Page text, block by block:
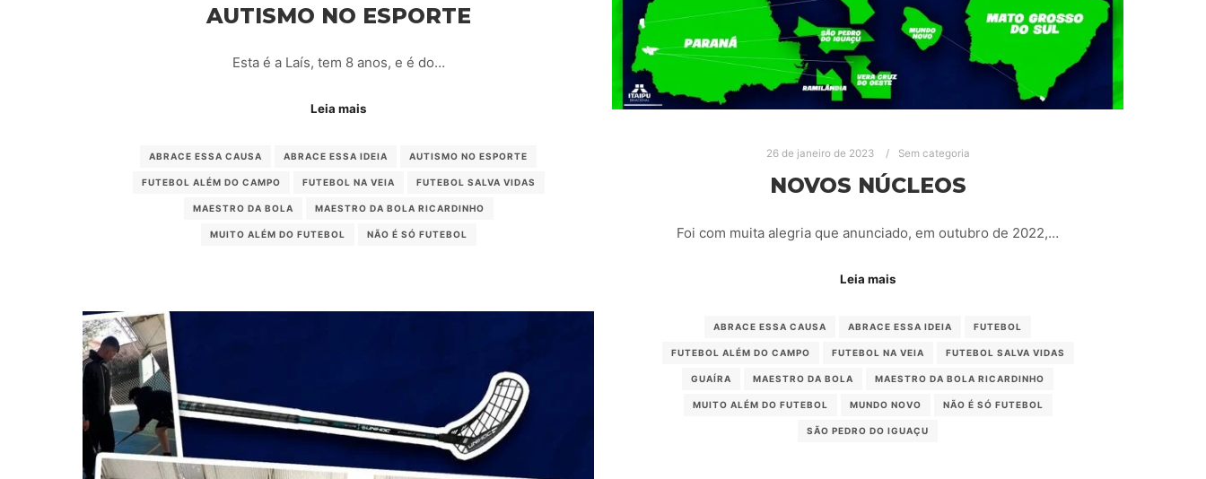
AUTISMO NO ESPORTE
Esta é a Laís, tem 8 anos, e é do…
Leia mais
ABRACE ESSA CAUSA ABRACE ESSA IDEIA AUTISMO NO ESPORTE
FUTEBOL ALÉM DO CAMPO FUTEBOL NA VEIA FUTEBOL SALVA VIDAS
MAESTRO DA BOLA MAESTRO DA BOLA RICARDINHO
MUITO ALÉM DO FUTEBOL NÃO É SÓ FUTEBOL
26 de janeiro de 2023 Sem categoria
NOVOS NÚCLEOS
Foi com muita alegria que anunciado, em outubro de 2022,…
Leia mais
ABRACE ESSA CAUSA ABRACE ESSA IDEIA FUTEBOL
FUTEBOL ALÉM DO CAMPO FUTEBOL NA VEIA FUTEBOL SALVA VIDAS
GUAÍRA MAESTRO DA BOLA MAESTRO DA BOLA RICARDINHO
MUITO ALÉM DO FUTEBOL MUNDO NOVO NÃO É SÓ FUTEBOL
SÃO PEDRO DO IGUAÇU